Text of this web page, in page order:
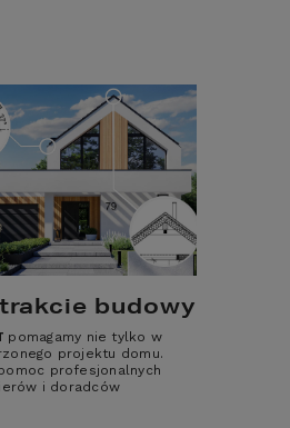
budowy
pomagamy nie tylko w
projektu domu.
profesjonalnych
i doradców
wyczyść
166